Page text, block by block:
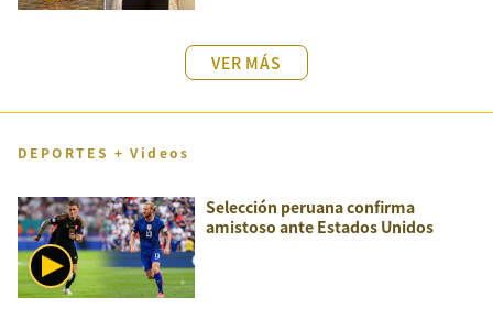
VER MÁS
DEPORTES + Videos
Selección peruana confirma
amistoso ante Estados Unidos